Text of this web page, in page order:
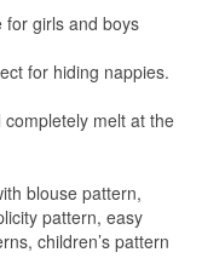
for girls and boys
for hiding nappies.
completely melt at the
blouse pattern,
pattern, easy
children’s pattern